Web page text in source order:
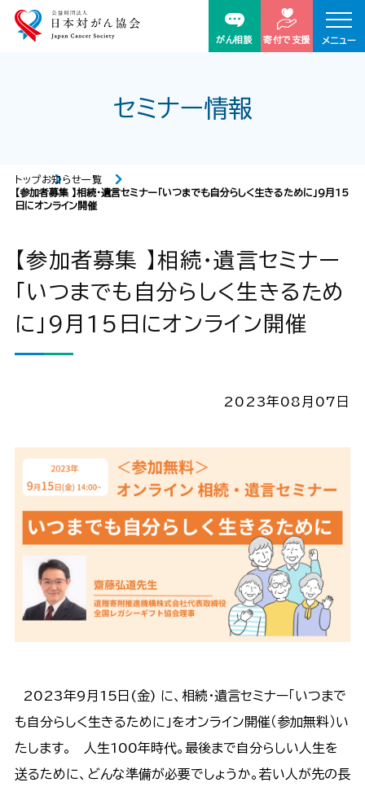
がん相談 寄付で支援 メニュー
セミナー情報
トップお知らせ一覧
【参加者募集 】相続・遺言セミナー「いつまでも自分らしく生きるために」9月15
日にオンライン開催
【参加者募集 】相続・遺言セミナー
「いつまでも自分らしく生きるため
に」9月15日にオンライン開催
2023年08月07日
2023年9月15日(金) に、相続・遺言セミナー「いつまで
も自分らしく生きるために」をオンライン開催（参加無料）い
たします。 人生100年時代。最後まで自分らしい人生を
送るために、どんな準備が必要でしょうか。若い人が先の長